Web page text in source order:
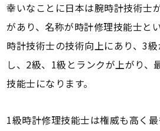
幸いなことに日本は腕時計技術士
があり、名称が時計修理技能士と
時計技術士の技術向上にあり、3
し、2級、1級とランクが上がり、
技能士になります。
1級時計修理技能士は権威も高く